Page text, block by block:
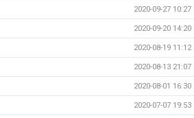
2020-09-27 10:27
2020-09-20 14:20
2020-08-19 11:12
2020-08-13 21:07
2020-08-01 16:30
2020-07-07 19:53